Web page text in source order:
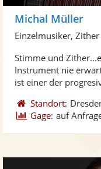
Michal Müller
Einzelmusiker, Zither
Stimme und
Instrument nie
ist einer der
Standort:
Gage: auf